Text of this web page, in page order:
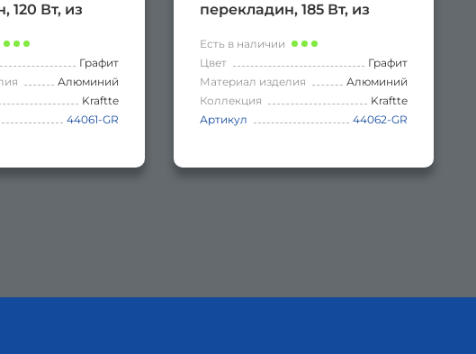
120 Вт, из
с таймером
цвет ГРАФИТ.
Графит
Алюминий
Kraftte
44061-GR
перекладин, 185 Вт, из
управление с таймером
до 24 часов, цвет ГРАФИТ.
Есть в наличии
Цвет
Графит
Материал изделия
Алюминий
Коллекция
Kraftte
Артикул
44062-GR